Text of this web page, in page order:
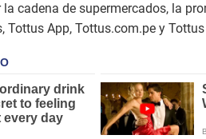
cadena de supermercados, la
Tottus App, Tottus.com.pe y